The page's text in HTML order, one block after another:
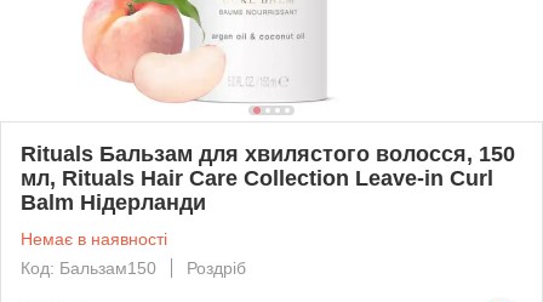
Rituals Бальзам для хвилястого волосся, 150
мл, Rituals Hair Care Collection Leave-in Curl
Balm Нідерланди
Немає в наявності
Код: Бальзам150
Роздріб